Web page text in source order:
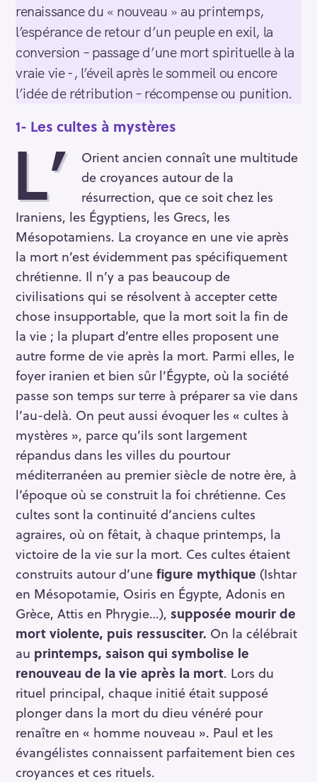
renaissance du « nouveau » au printemps,
l’espérance de retour d’un peuple en exil, la
conversion – passage d’une mort spirituelle à la
vraie vie -, l’éveil après le sommeil ou encore
l’idée de rétribution – récompense ou punition.
1- Les cultes à mystères
L’
Orient ancien connaît une multitude
de croyances autour de la
résurrection, que ce soit chez les
Iraniens, les Égyptiens, les Grecs, les
Mésopotamiens. La croyance en une vie après
la mort n’est évidemment pas spécifiquement
chrétienne. Il n’y a pas beaucoup de
civilisations qui se résolvent à accepter cette
chose insupportable, que la mort soit la fin de
la vie ; la plupart d’entre elles proposent une
autre forme de vie après la mort. Parmi elles, le
foyer iranien et bien sûr l’Égypte, où la société
passe son temps sur terre à préparer sa vie dans
l’au-delà. On peut aussi évoquer les « cultes à
mystères », parce qu’ils sont largement
répandus dans les villes du pourtour
méditerranéen au premier siècle de notre ère, à
l’époque où se construit la foi chrétienne. Ces
cultes sont la continuité d’anciens cultes
agraires, où on fêtait, à chaque printemps, la
victoire de la vie sur la mort. Ces cultes étaient
construits autour d’unefigure mythique (Ishtar
en Mésopotamie, Osiris en Égypte, Adonis en
Grèce, Attis en Phrygie…), supposée mourir de
mort violente, puis ressusciter. On la célébrait
au printemps, saison qui symbolise le
renouveau de la vie après la mort. Lors du
rituel principal, chaque initié était supposé
plonger dans la mort du dieu vénéré pour
renaître en « homme nouveau ». Paul et les
évangélistes connaissent parfaitement bien ces
croyances et ces rituels.